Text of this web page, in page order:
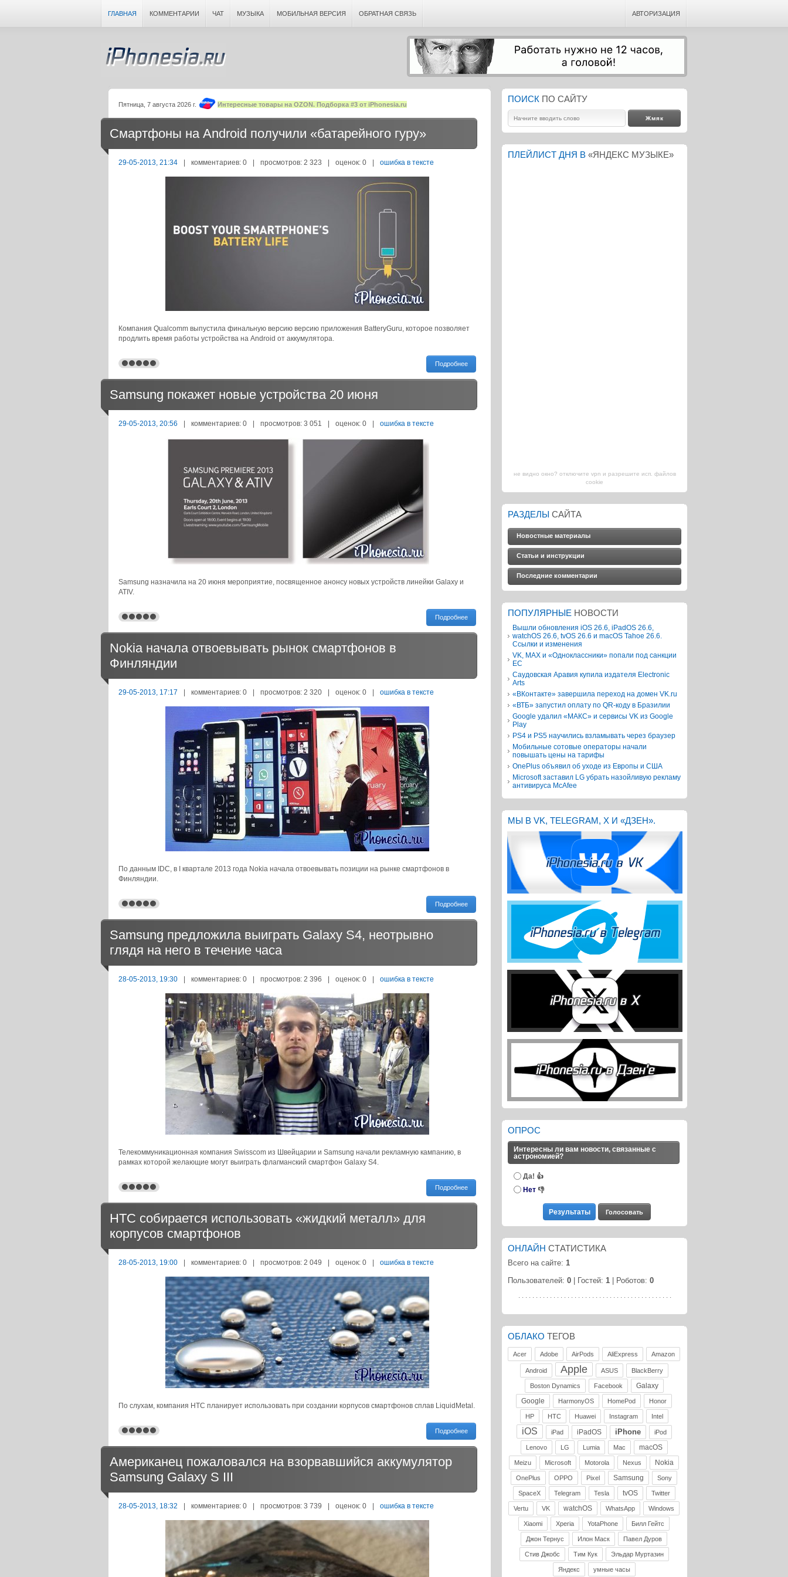
ГЛАВНАЯ КОММЕНТАРИИ ЧАТ МУЗЫКА МОБИЛЬНАЯ ВЕРСИЯ ОБРАТНАЯ СВЯЗЬ АВТОРИЗАЦИЯ
Пятница, 7 августа 2026 г. Интересные товары на OZON. Подборка #3 от iPhonesia.ru
Смартфоны на Android получили «батарейного гуру»
29-05-2013, 21:34 | комментариев: 0 | просмотров: 2 323 | оценок: 0 | ошибка в тексте
Компания Qualcomm выпустила финальную версию версию приложения BatteryGuru, которое позволяет
продлить время работы устройства на Android от аккумулятора.
Подробнее
Samsung покажет новые устройства 20 июня
29-05-2013, 20:56 | комментариев: 0 | просмотров: 3 051 | оценок: 0 | ошибка в тексте
Samsung назначила на 20 июня мероприятие, посвященное анонсу новых устройств линейки Galaxy и
ATIV.
Подробнее
Nokia начала отвоевывать рынок смартфонов в
Финляндии
29-05-2013, 17:17 | комментариев: 0 | просмотров: 2 320 | оценок: 0 | ошибка в тексте
По данным IDC, в I квартале 2013 года Nokia начала отвоевывать позиции на рынке смартфонов в
Финляндии.
Подробнее
Samsung предложила выиграть Galaxy S4, неотрывно
глядя на него в течение часа
28-05-2013, 19:30 | комментариев: 0 | просмотров: 2 396 | оценок: 0 | ошибка в тексте
Телекоммуникационная компания Swisscom из Швейцарии и Samsung начали рекламную кампанию, в
рамках которой желающие могут выиграть флагманский смартфон Galaxy S4.
Подробнее
HTC собирается использовать «жидкий металл» для
корпусов смартфонов
28-05-2013, 19:00 | комментариев: 0 | просмотров: 2 049 | оценок: 0 | ошибка в тексте
По слухам, компания HTC планирует использовать при создании корпусов смартфонов сплав LiquidMetal.
Подробнее
Американец пожаловался на взорвавшийся аккумулятор
Samsung Galaxy S III
28-05-2013, 18:32 | комментариев: 0 | просмотров: 3 739 | оценок: 0 | ошибка в тексте
ПОИСК ПО САЙТУ
ПЛЕЙЛИСТ ДНЯ В «ЯНДЕКС МУЗЫКЕ»
не видно окно? отключите vpn и разрешите исп. файлов
cookie
РАЗДЕЛЫ САЙТА
Новостные материалы
Статьи и инструкции
Последние комментарии
ПОПУЛЯРНЫЕ НОВОСТИ
Вышли обновления iOS 26.6, iPadOS 26.6,
watchOS 26.6, tvOS 26.6 и macOS Tahoe 26.6.
Ссылки и изменения
VK, MAX и «Одноклассники» попали под санкции
ЕС
Саудовская Аравия купила издателя Electronic
Arts
«ВКонтакте» завершила переход на домен VK.ru
«ВТБ» запустил оплату по QR-коду в Бразилии
Google удалил «МАКС» и сервисы VK из Google
Play
PS4 и PS5 научились взламывать через браузер
Мобильные сотовые операторы начали
повышать цены на тарифы
OnePlus объявил об уходе из Европы и США
Microsoft заставил LG убрать назойливую рекламу
антивируса McAfee
МЫ В VK, TELEGRAM, X И «ДЗЕН».
ОПРОС
Интересны ли вам новости, связанные с
астрономией?
Да! 👍
Нет 👎
ОНЛАЙН СТАТИСТИКА
Всего на сайте: 1
Пользователей: 0 | Гостей: 1 | Роботов: 0
· · · · · · · · · · · · · · · · · · · · · · · · · · · · · · · · · · · · · · · · · · · ·
ОБЛАКО ТЕГОВ
Acer Adobe AirPods AliExpress Amazon
Android Apple ASUS BlackBerry
Boston Dynamics Facebook
Galaxy
Google
HarmonyOS HomePod Honor
HP HTC Huawei Instagram Intel
iOS iPad iPadOS iPhone iPod
Lenovo LG Lumia Mac macOS
Meizu Microsoft Motorola Nexus Nokia
OnePlus OPPO Pixel Samsung Sony
SpaceX Telegram Tesla tvOS Twitter
Vertu VK watchOS WhatsApp Windows
Xiaomi Xperia YotaPhone Билл Гейтс
Джон Тернус Илон Маск Павел Дуров
Стив Джобс Тим Кук Эльдар Муртазин
Яндекс умные часы